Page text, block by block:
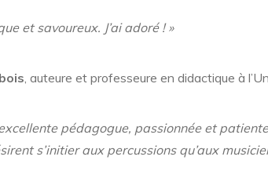
et savoureux. J’ai adoré ! »
, auteure et professeure en didactique à
pédagogue, passionnée et
s’initier aux percussions qu’aux